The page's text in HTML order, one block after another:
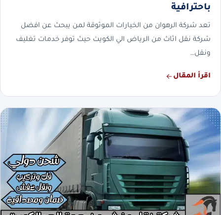
باحترافية
تعد شركة الرهوان من الخيارات الموثوقة لمن يبحث عن افضل
شركة نقل اثاث من الرياض الي الكويت حيث توفر خدمات تغليف
ونقل…
اقرأ المقال